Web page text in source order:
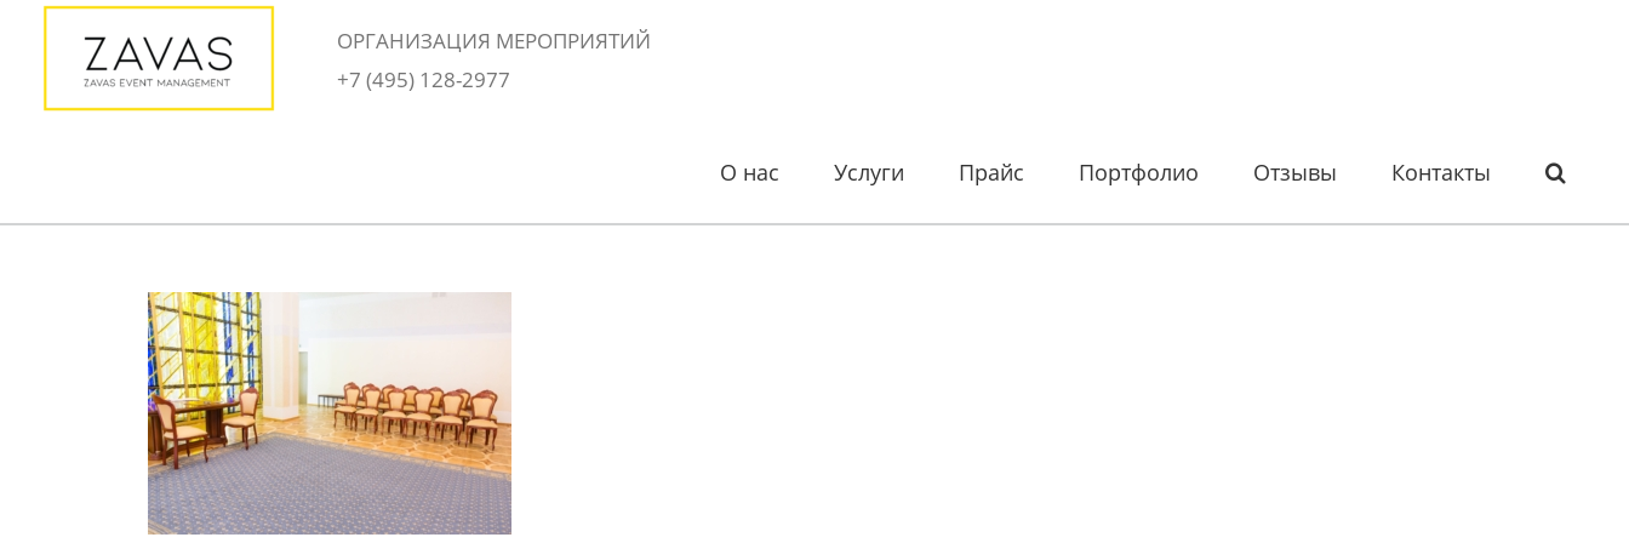
ОРГАНИЗАЦИЯ МЕРОПРИЯТИЙ
+7 (495) 128-2977
О нас Услуги Прайс Портфолио Отзывы Контакты